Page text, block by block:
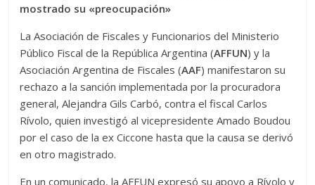
mostrado su «preocupación»
La Asociación de Fiscales y Funcionarios del Ministerio
Público Fiscal de la República Argentina (AFFUN) y la
Asociación Argentina de Fiscales (AAF) manifestaron su
rechazo a la sanción implementada por la procuradora
general, Alejandra Gils Carbó, contra el fiscal Carlos
Rívolo, quien investigó al vicepresidente Amado Boudou
por el caso de la ex Ciccone hasta que la causa se derivó
en otro magistrado.
En un comunicado, la AFFUN expresó su apoyo a Rívolo y